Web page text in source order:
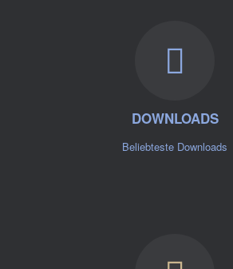
DOWNLOADS
Beliebteste Downloads